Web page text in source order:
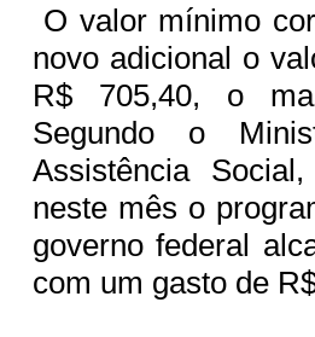
O valor mínimo
novo adicional o
R$ 705,40, o
Segundo o
Assistência
neste mês o
governo federal
com um gasto de